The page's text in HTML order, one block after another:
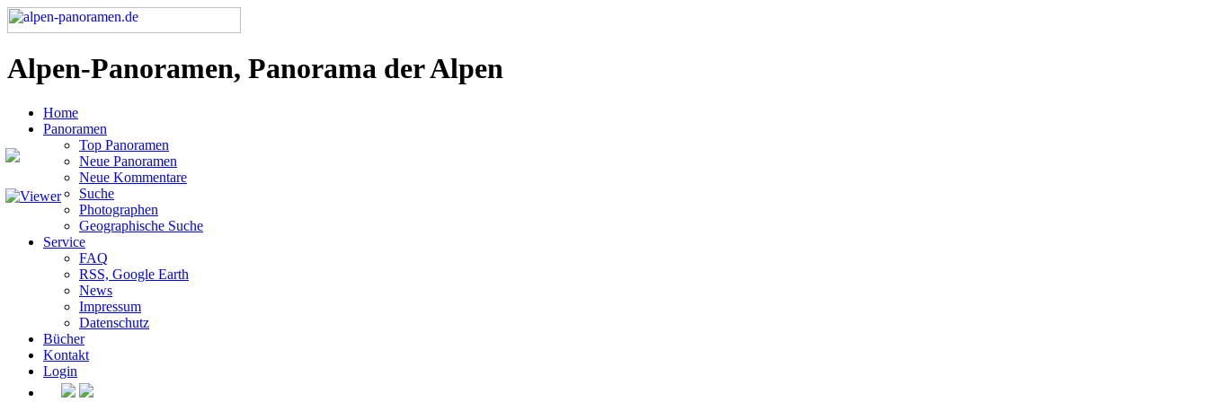
Alpen-Panoramen, Panorama der Alpen
Home
Panoramen
Top Panoramen
Neue Panoramen
Neue Kommentare
Suche
Photographen
Geographische Suche
Service
FAQ
RSS, Google Earth
News
Impressum
Datenschutz
Bücher
Kontakt
Login